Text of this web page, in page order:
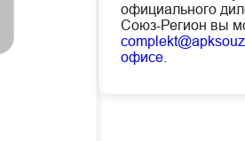
официального
Союз-Регион вы
офисе